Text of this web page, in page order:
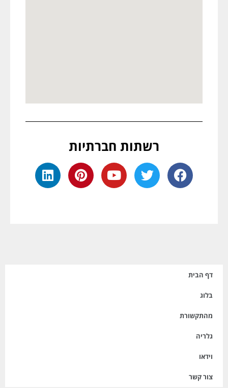
רשתות חברתיות
דף הבית
בלוג
מהתקשורת
גלריה
וידאו
צור קשר